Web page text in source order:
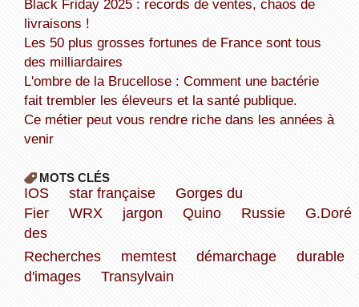
Black Friday 2025 : records de ventes, chaos de
livraisons !
Les 50 plus grosses fortunes de France sont tous
des milliardaires
L'ombre de la Brucellose : Comment une bactérie
fait trembler les éleveurs et la santé publique.
Ce métier peut vous rendre riche dans les années à
venir
MOTS CLÉS
IOS star française
Gorges du
Fier
WRX jargon Quino Russie
G.Doré
des
Recherches
memtest démarchage
durable
d'images
Transylvain